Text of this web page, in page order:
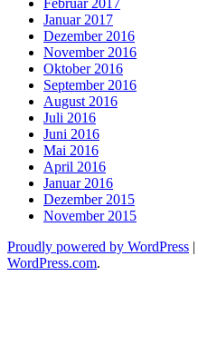
Februar 2017
Januar 2017
Dezember 2016
November 2016
Oktober 2016
September 2016
August 2016
Juli 2016
Juni 2016
Mai 2016
April 2016
Januar 2016
Dezember 2015
November 2015
Proudly powered by WordPress |
WordPress.com.